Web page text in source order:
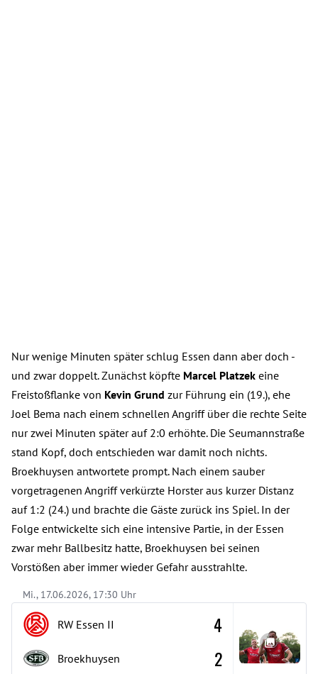
Nur wenige Minuten später schlug Essen dann aber doch -
und zwar doppelt. Zunächst köpfte Marcel Platzek eine
Freistoßflanke von Kevin Grund zur Führung ein (19.), ehe
Joel Bema nach einem schnellen Angriff über die rechte Seite
nur zwei Minuten später auf 2:0 erhöhte. Die Seumannstraße
stand Kopf, doch entschieden war damit noch nichts.
Broekhuysen antwortete prompt. Nach einem sauber
vorgetragenen Angriff verkürzte Horster aus kurzer Distanz
auf 1:2 (24.) und brachte die Gäste zurück ins Spiel. In der
Folge entwickelte sich eine intensive Partie, in der Essen
zwar mehr Ballbesitz hatte, Broekhuysen bei seinen
Vorstößen aber immer wieder Gefahr ausstrahlte.
Mi., 17.06.2026, 17:30 Uhr
RW Essen II
Broekhuysen
4
2